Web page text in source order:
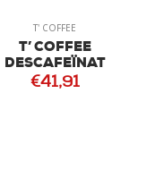
T' COFFEE
T’ COFFEE
DESCAFEÏNAT
€41,91